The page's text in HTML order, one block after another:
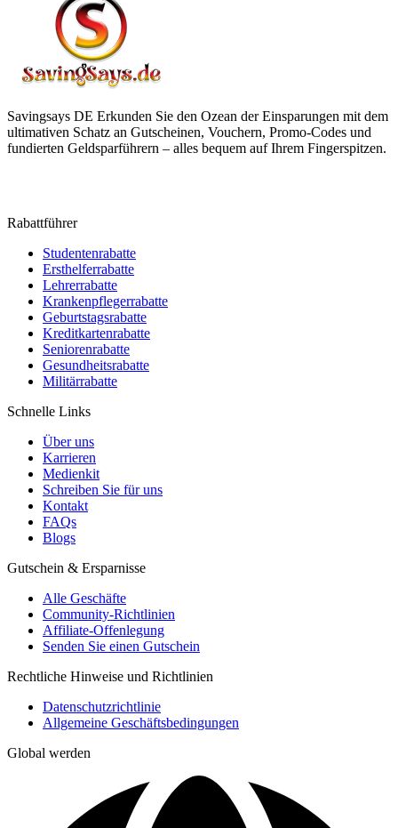
Savingsays DE Erkunden Sie den Ozean der Einsparungen mit dem
ultimativen Schatz an Gutscheinen, Vouchern, Promo-Codes und
fundierten Geldsparführern – alles bequem auf Ihrem Fingerspitzen.
Rabattführer
Studentenrabatte
Ersthelferrabatte
Lehrerrabatte
Krankenpflegerrabatte
Geburtstagsrabatte
Kreditkartenrabatte
Seniorenrabatte
Gesundheitsrabatte
Militärrabatte
Schnelle Links
Über uns
Karrieren
Medienkit
Schreiben Sie für uns
Kontakt
FAQs
Blogs
Gutschein & Ersparnisse
Alle Geschäfte
Community-Richtlinien
Affiliate-Offenlegung
Senden Sie einen Gutschein
Rechtliche Hinweise und Richtlinien
Datenschutzrichtlinie
Allgemeine Geschäftsbedingungen
Global werden